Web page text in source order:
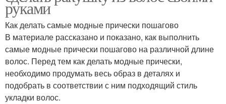
руками
Как делать самые модные прически пошагово
В материале рассказано и показано, как выполнить
самые модные прически пошагово на различной длине
волос. Перед тем как делать модные прически,
необходимо продумать весь образ в деталях и
подобрать в соответствии с ним подходящий стиль
укладки волос.